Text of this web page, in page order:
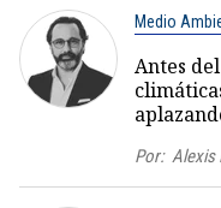
Medio
Antes
Por: Alexis